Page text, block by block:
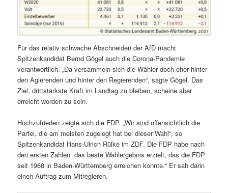
Für das relativ schwache Abschneiden der AfD macht
Spitzenkandidat Bernd Gögel auch die Corona-Pandemie
verantwortlich. „Da versammeln sich die Wähler doch eher hinter
den Agierenden und hinter den Regierenden“, sagte Gögel. Das
Ziel, drittstärkste Kraft im Landtag zu bleiben, scheine aber
erreicht worden zu sein.
Hochzufrieden zeigte sich die FDP. „Wir sind offensichtlich die
Partei, die am meisten zugelegt hat bei dieser Wahl“, so
Spitzenkandidat Hans-Ulrich Rülke im ZDF. Die FDP habe nach
den ersten Zahlen „das beste Wahlergebnis erzielt, das die FDP
seit 1968 in Baden-Württemberg erreichen konnte.“ Er sah darin
einen Auftrag zum Mitregieren.